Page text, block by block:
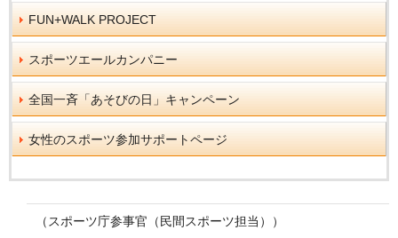
FUN+WALK PROJECT
スポーツエールカンパニー
全国一斉「あそびの日」キャンペーン
女性のスポーツ参加サポートページ
（スポーツ庁参事官（民間スポーツ担当））